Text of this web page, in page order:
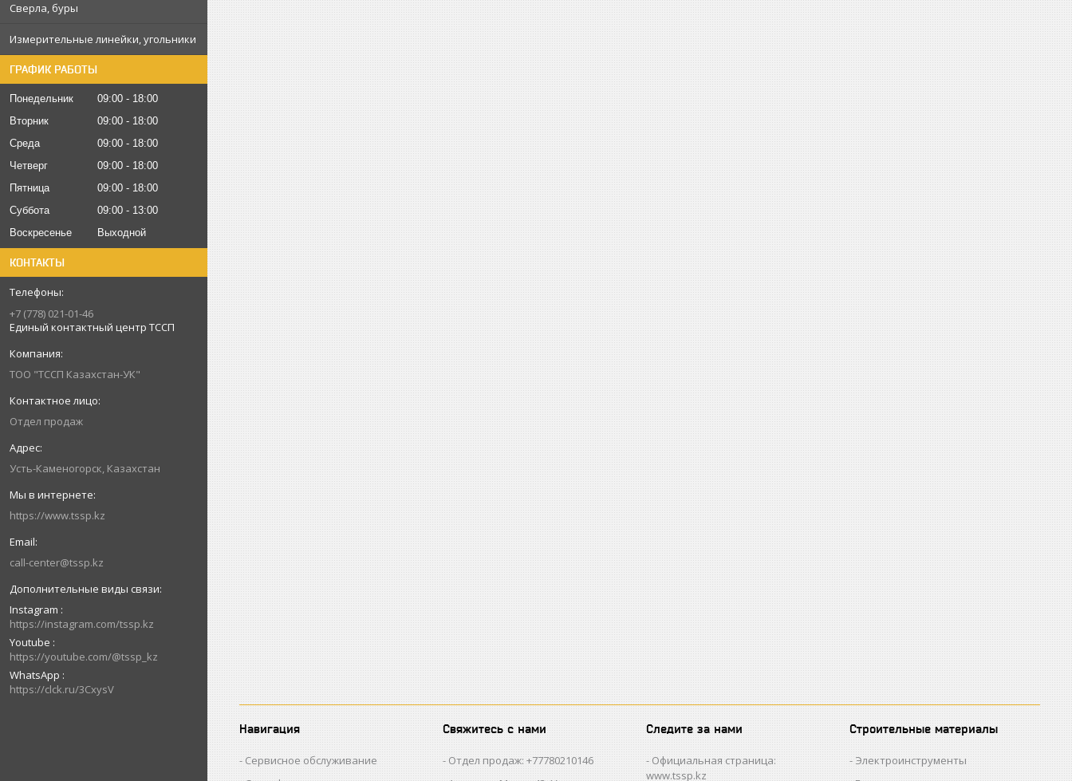
Сверла, буры
Измерительные линейки, угольники
ГРАФИК РАБОТЫ
Понедельник 09:00
18:00
Вторник
09:00
18:00
Среда
09:00
18:00
Четверг
09:00
18:00
Пятница
09:00
18:00
Суббота
09:00
13:00
Воскресенье
Выходной
КОНТАКТЫ
+7 (778) 021-01-46
Единый контактный центр ТССП
ТОО "ТССП Казахстан-УК"
Отдел продаж
Усть-Каменогорск, Казахстан
https://www.tssp.kz
call-center@tssp.kz
Instagram
https://instagram.com/tssp.kz
Youtube
https://youtube.com/@tssp_kz
WhatsApp
https://clck.ru/3CxysV
Навигация
Сервисное обслуживание
Свяжитесь с нами
Отдел продаж: +77780210146
Следите за нами
Официальная страница:
www.tssp.kz
Строительные материалы
Электроинструменты